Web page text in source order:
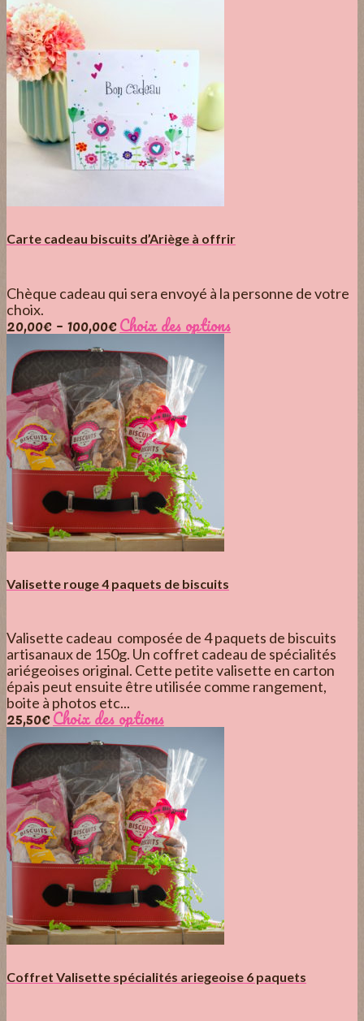
Carte cadeau biscuits d’Ariège à offrir
Chèque cadeau qui sera envoyé à la personne de votre
choix.
20,00€–100,00€Choix des options
Valisette rouge 4 paquets de biscuits
Valisette cadeau composée de 4 paquets de biscuits
artisanaux de 150g. Un coffret cadeau de spécialités
ariégeoises original. Cette petite valisette en carton
épais peut ensuite être utilisée comme rangement,
boite à photos etc...
25,50€Choix des options
Coffret Valisette spécialités ariegeoise 6 paquets